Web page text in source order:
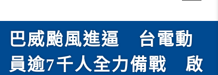
巴威颱風進逼 台電動
員逾7千人全力備戰 啟